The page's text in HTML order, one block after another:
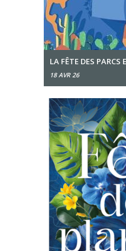
LA FÊTE DES
18 AVR 26